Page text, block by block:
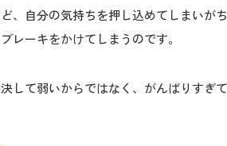
ど、自分の気持ちを押し込めてしまいが
ブレーキをかけてしまうのです。
決して弱いからではなく、がんばりすぎ